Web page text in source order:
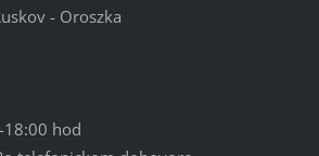
- Oroszka
18:00 hod